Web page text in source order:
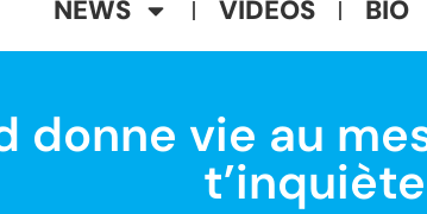
NEWS VIDEOS BIO
donne vie au